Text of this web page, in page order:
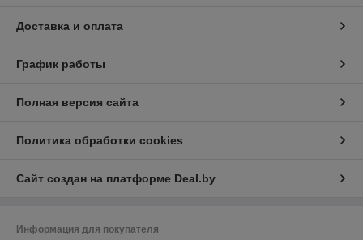
Доставка и оплата
График работы
Полная версия сайта
Политика обработки cookies
Сайт создан на платформе Deal.by
Информация для покупателя